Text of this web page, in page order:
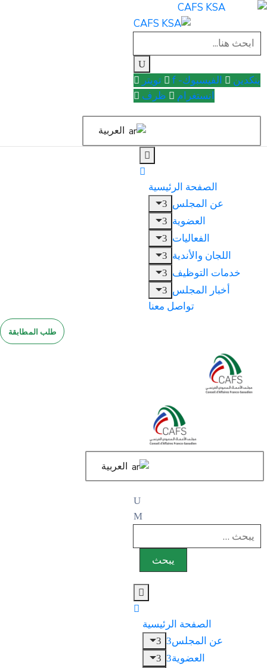
ينكدين الفيسبوك- f
تويتر
انستغرام
ظرف
العربية
الصفحة الرئيسية
عن المجلس
العضوية
الفعاليات
اللجان والأندية
خدمات التوظيف
أخبار المجلس
تواصل معنا
طلب المطابقة
العربية
الصفحة الرئيسية
عن المجلس
العضوية